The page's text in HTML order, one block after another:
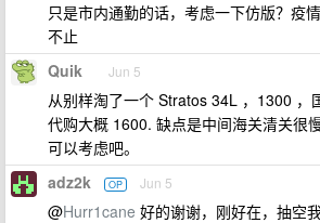
只是市内通勤的话，考虑一下仿版？疫
不止
Quik Jun 5
从别样淘了一个 Stratos 34L ，1300 ，
代购大概 1600. 缺点是中间海关清关很
可以考虑吧。
adz2k OP Jun 5
@Hurr1cane 好的谢谢，刚好在，抽空